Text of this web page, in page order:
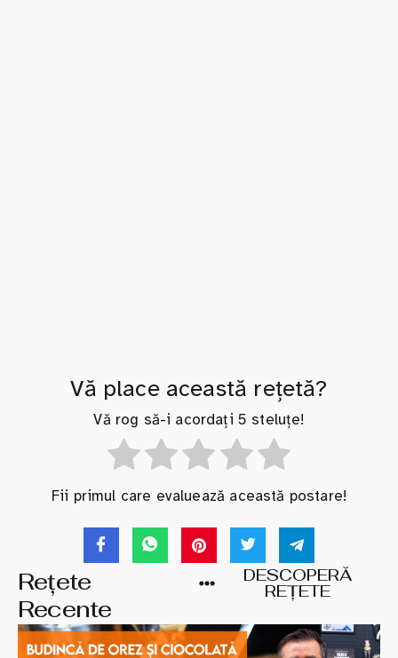
Vă place această rețetă?
Vă rog să-i acordați 5 steluțe!
Fii primul care evaluează această postare!
Rețete
Recente
DESCOPERĂ
REȚETE